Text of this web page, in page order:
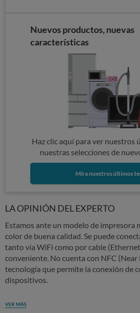
Nuevos productos, nuevas
características
Haz clic aquí para ver nuestros
nuestras selecciones de
Mira nuestros últimos
LA OPINIÓN DEL EXPERTO
Estamos ante un modelo de impresora
color de buena calidad. Se puede
tanto vía WiFi como por cable
conveniente. No cuenta con NFC
tecnología que permite la conexión de
dispositivos.
VER MÁS